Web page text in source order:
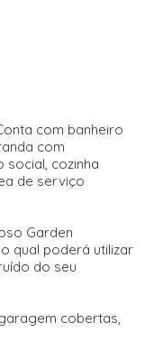
com banheiro
com
social, cozinha
de serviço
Garden
qual poderá utilizar
do seu
cobertas,